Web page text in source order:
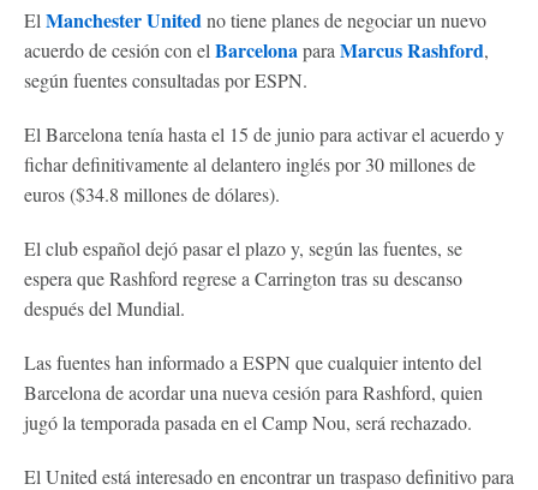
El Manchester Unitedno tiene planes de negociar un nuevo
acuerdo de cesión con el Barcelonapara Marcus Rashford,
según fuentes consultadas por ESPN.
El Barcelona tenía hasta el 15 de junio para activar el acuerdo y
fichar definitivamente al delantero inglés por 30 millones de
euros ($34.8 millones de dólares).
El club español dejó pasar el plazo y, según las fuentes, se
espera que Rashford regrese a Carrington tras su descanso
después del Mundial.
Las fuentes han informado a ESPN que cualquier intento del
Barcelona de acordar una nueva cesión para Rashford, quien
jugó la temporada pasada en el Camp Nou, será rechazado.
El United está interesado en encontrar un traspaso definitivo para